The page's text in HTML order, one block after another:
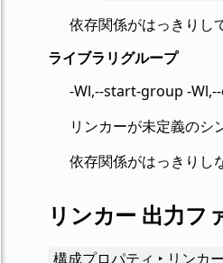
依存関係がはっきりし
ライブラリグループ
-Wl,--start-group -Wl,--
リンカーが未定義のシ
依存関係がはっきりし
リンカー 出力フ
構成プロパティ ‣ リンカ